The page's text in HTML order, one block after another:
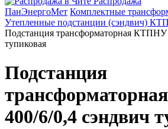
ПанЭнергоМет Комплектные
Утепленные подстанции (сэндвич)
Подстанция трансформаторная КТПНУ
тупиковая
Подстанция
400/6/0,4 сэндвич